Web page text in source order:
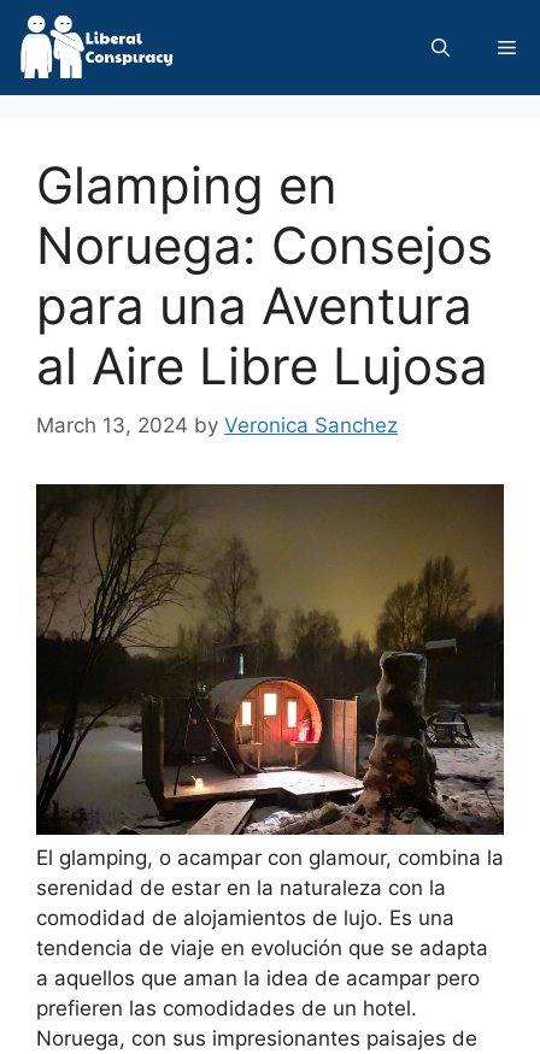
Skip
content
Glamping en
Noruega: Consejos
para una Aventura
al Aire Libre Lujosa
March 13, 2024 by Veronica Sanchez
El glamping, o acampar con glamour, combina la
serenidad de estar en la naturaleza con la
comodidad de alojamientos de lujo. Es una
tendencia de viaje en evolución que se adapta
a aquellos que aman la idea de acampar pero
prefieren las comodidades de un hotel.
Noruega, con sus impresionantes paisajes de